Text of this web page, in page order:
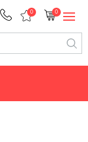
0 0